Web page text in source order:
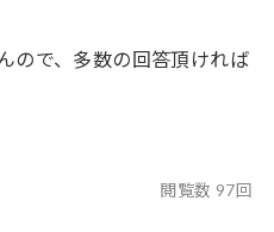
ので、多数の回答頂ければ
閲覧数 97回